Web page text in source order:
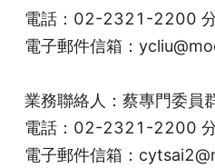
電話：02-2321-2200
電子郵件信箱：
業務聯絡人：蔡專門委員
電話：02-2321-2200
電子郵件信箱：